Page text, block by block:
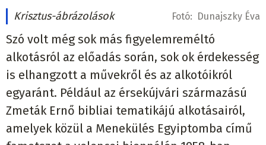
Krisztus-ábrázolások Fotó: Dunajszky Éva
Szó volt még sok más figyelemreméltó
alkotásról az előadás során, sok ok érdekesség
is elhangzott a művekről és az alkotóikról
egyaránt. Például az érsekújvári származású
Zmeták Ernő bibliai tematikájú alkotásairól,
amelyek közül a Menekülés Egyiptomba című